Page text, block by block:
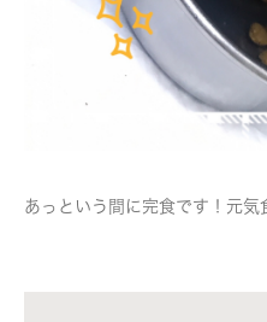
あっという間に完食です！元